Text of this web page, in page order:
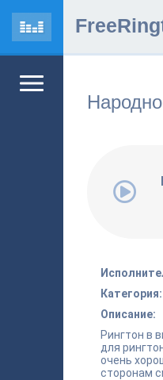
Категория:
Описание:
Рингтон в
для
очень
сторонам